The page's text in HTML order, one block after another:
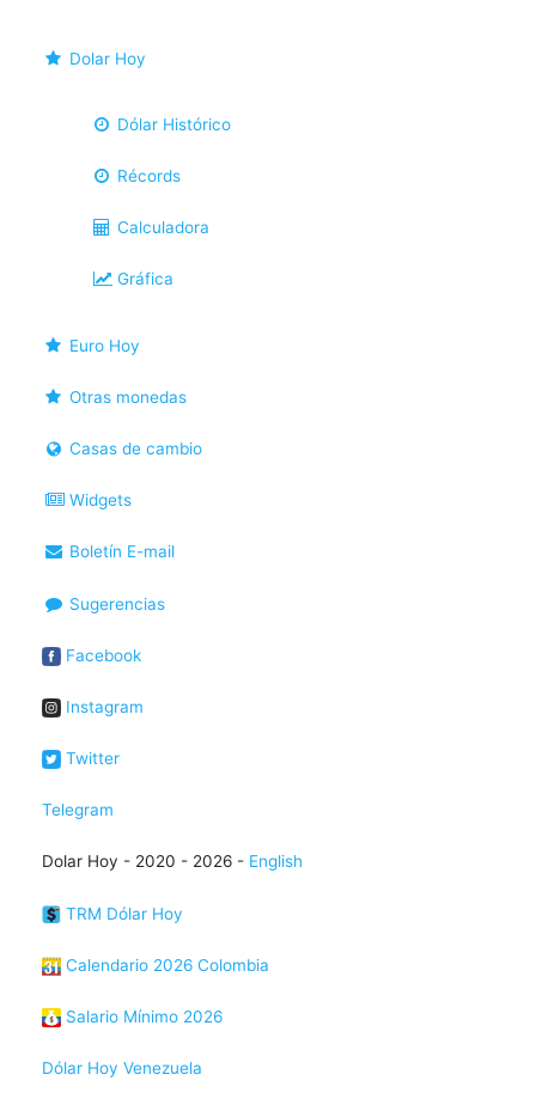
Dolar Hoy
Dólar Histórico
Récords
Calculadora
Gráfica
Euro Hoy
Otras monedas
Casas de cambio
Widgets
Boletín E-mail
Sugerencias
Facebook
Instagram
Twitter
Telegram
Dolar Hoy - 2020 - 2026 - English
TRM Dólar Hoy
Calendario 2026 Colombia
Salario Mínimo 2026
Dólar Hoy Venezuela